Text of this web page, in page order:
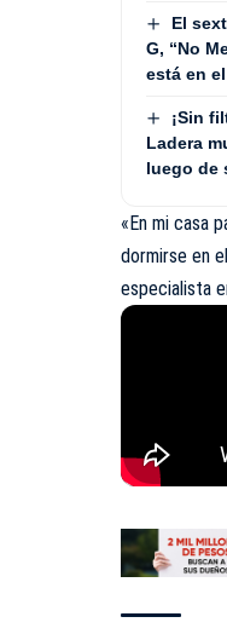
El
G, “No
está en
¡Sin
Ladera
luego de
«En mi casa
dormirse en
especialista